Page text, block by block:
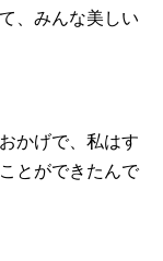
、みんな美しい
かげで、私はす
とができたんで